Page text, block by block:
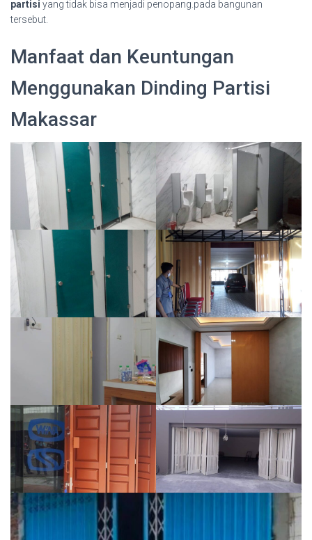
partisi yang tidak bisa menjadi penopang.pada bangunan
tersebut.
Manfaat dan Keuntungan
Menggunakan Dinding Partisi
Makassar